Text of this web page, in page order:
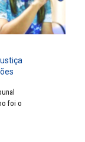
foi o